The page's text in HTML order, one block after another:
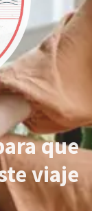
que
viaje